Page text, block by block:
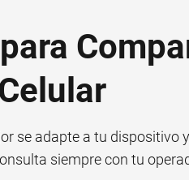
se adapte a tu dispositivo
siempre con tu